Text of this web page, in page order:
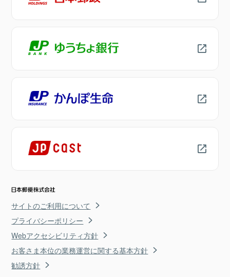
サイトのご利用について
プライバシーポリシー
Webアクセシビリティ方針
お客さま本位の業務運営に関する基本方針
勧誘方針